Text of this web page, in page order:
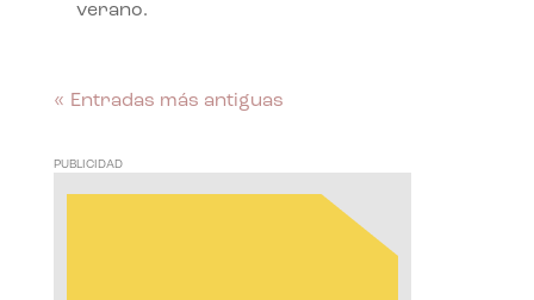
verano.
« Entradas más antiguas
PUBLICIDAD